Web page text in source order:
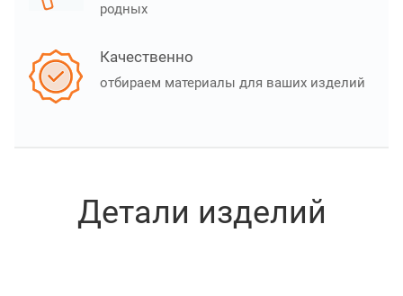
родных
Качественно
отбираем материалы для ваших изделий
Детали изделий